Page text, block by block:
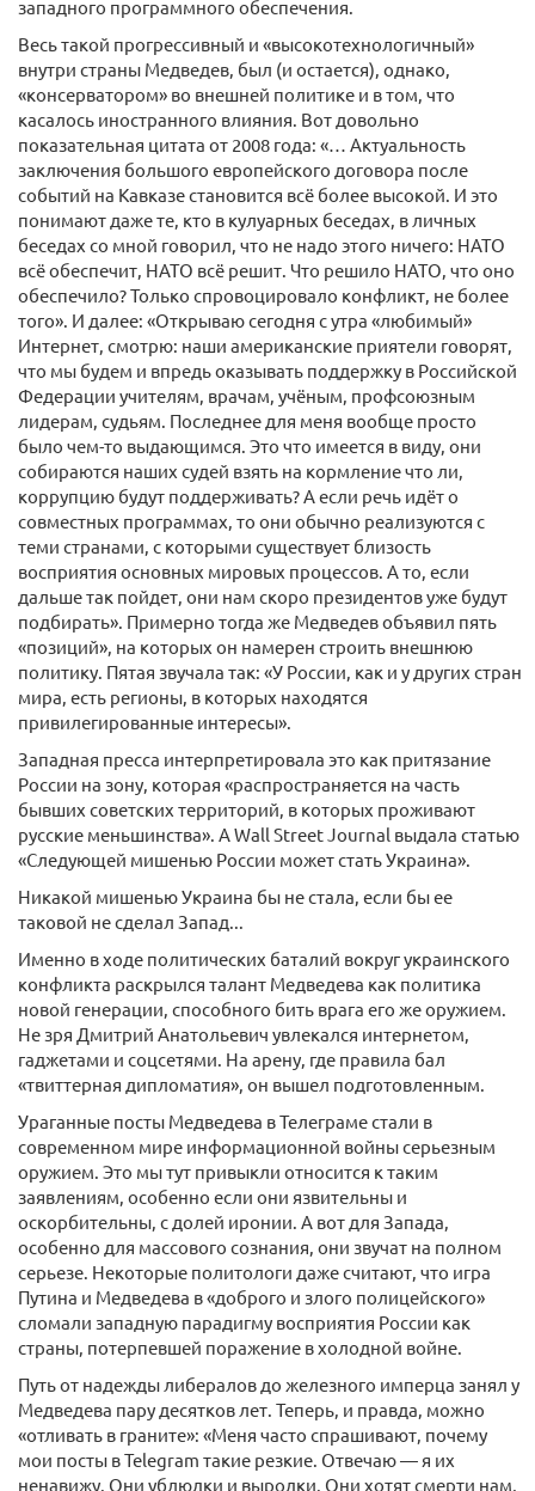
западного программного обеспечения.
Весь такой прогрессивный и «высокотехнологичный»
внутри страны Медведев, был (и остается), однако,
«консерватором» во внешней политике и в том, что
касалось иностранного влияния. Вот довольно
показательная цитата от 2008 года: «… Актуальность
заключения большого европейского договора после
событий на Кавказе становится всё более высокой. И это
понимают даже те, кто в кулуарных беседах, в личных
беседах со мной говорил, что не надо этого ничего: НАТО
всё обеспечит, НАТО всё решит. Что решило НАТО, что оно
обеспечило? Только спровоцировало конфликт, не более
того». И далее: «Открываю сегодня с утра «любимый»
Интернет, смотрю: наши американские приятели говорят,
что мы будем и впредь оказывать поддержку в Российской
Федерации учителям, врачам, учёным, профсоюзным
лидерам, судьям. Последнее для меня вообще просто
было чем-то выдающимся. Это что имеется в виду, они
собираются наших судей взять на кормление что ли,
коррупцию будут поддерживать? А если речь идёт о
совместных программах, то они обычно реализуются с
теми странами, с которыми существует близость
восприятия основных мировых процессов. А то, если
дальше так пойдет, они нам скоро президентов уже будут
подбирать». Примерно тогда же Медведев объявил пять
«позиций», на которых он намерен строить внешнюю
политику. Пятая звучала так: «У России, как и у других стран
мира, есть регионы, в которых находятся
привилегированные интересы».
Западная пресса интерпретировала это как притязание
России на зону, которая «распространяется на часть
бывших советских территорий, в которых проживают
русские меньшинства». А Wall Street Journal выдала статью
«Следующей мишенью России может стать Украина».
Никакой мишенью Украина бы не стала, если бы ее
таковой не сделал Запад...
Именно в ходе политических баталий вокруг украинского
конфликта раскрылся талант Медведева как политика
новой генерации, способного бить врага его же оружием.
Не зря Дмитрий Анатольевич увлекался интернетом,
гаджетами и соцсетями. На арену, где правила бал
«твиттерная дипломатия», он вышел подготовленным.
Ураганные посты Медведева в Телеграме стали в
современном мире информационной войны серьезным
оружием. Это мы тут привыкли относится к таким
заявлениям, особенно если они язвительны и
оскорбительны, с долей иронии. А вот для Запада,
особенно для массового сознания, они звучат на полном
серьезе. Некоторые политологи даже считают, что игра
Путина и Медведева в «доброго и злого полицейского»
сломали западную парадигму восприятия России как
страны, потерпевшей поражение в холодной войне.
Путь от надежды либералов до железного имперца занял у
Медведева пару десятков лет. Теперь, и правда, можно
«отливать в граните»: «Меня часто спрашивают, почему
мои посты в Telegram такие резкие. Отвечаю — я их
ненавижу. Они ублюдки и выродки. Они хотят смерти нам,